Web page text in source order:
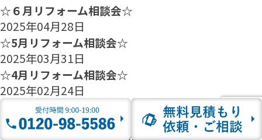
☆６月リフォーム相談会☆
2025年04月28日
☆5月リフォーム相談会☆
2025年03月31日
☆4月リフォーム相談会☆
2025年02月24日
☆3月リフォーム相談会☆
2025年01月27日